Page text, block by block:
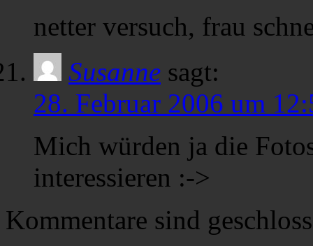
netter versuch, frau
Susanne sagt:
28. Februar 2006 um
Mich würden ja die
interessieren :->
Kommentare sind